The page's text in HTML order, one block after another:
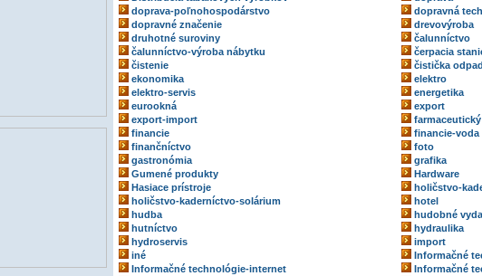
doprava-poľnohospodárstvo
dopravná
dopravné značenie
drevovýroba
druhotné suroviny
čalunníctvo
čalunníctvo-výroba nábytku
čerpacia
čistenie
čistička
ekonomika
elektro
elektro-servis
energetika
eurookná
export
export-import
financie
financie-voda
finančníctvo
foto
gastronómia
grafika
Gumené produkty
Hardware
Hasiace prístroje
holičstvo-
holičstvo-kaderníctvo-solárium
hotel
hudba
hudobné
hutníctvo
hydraulika
hydroservis
import
iné
Informačné
Informačné technológie-internet
Informačné